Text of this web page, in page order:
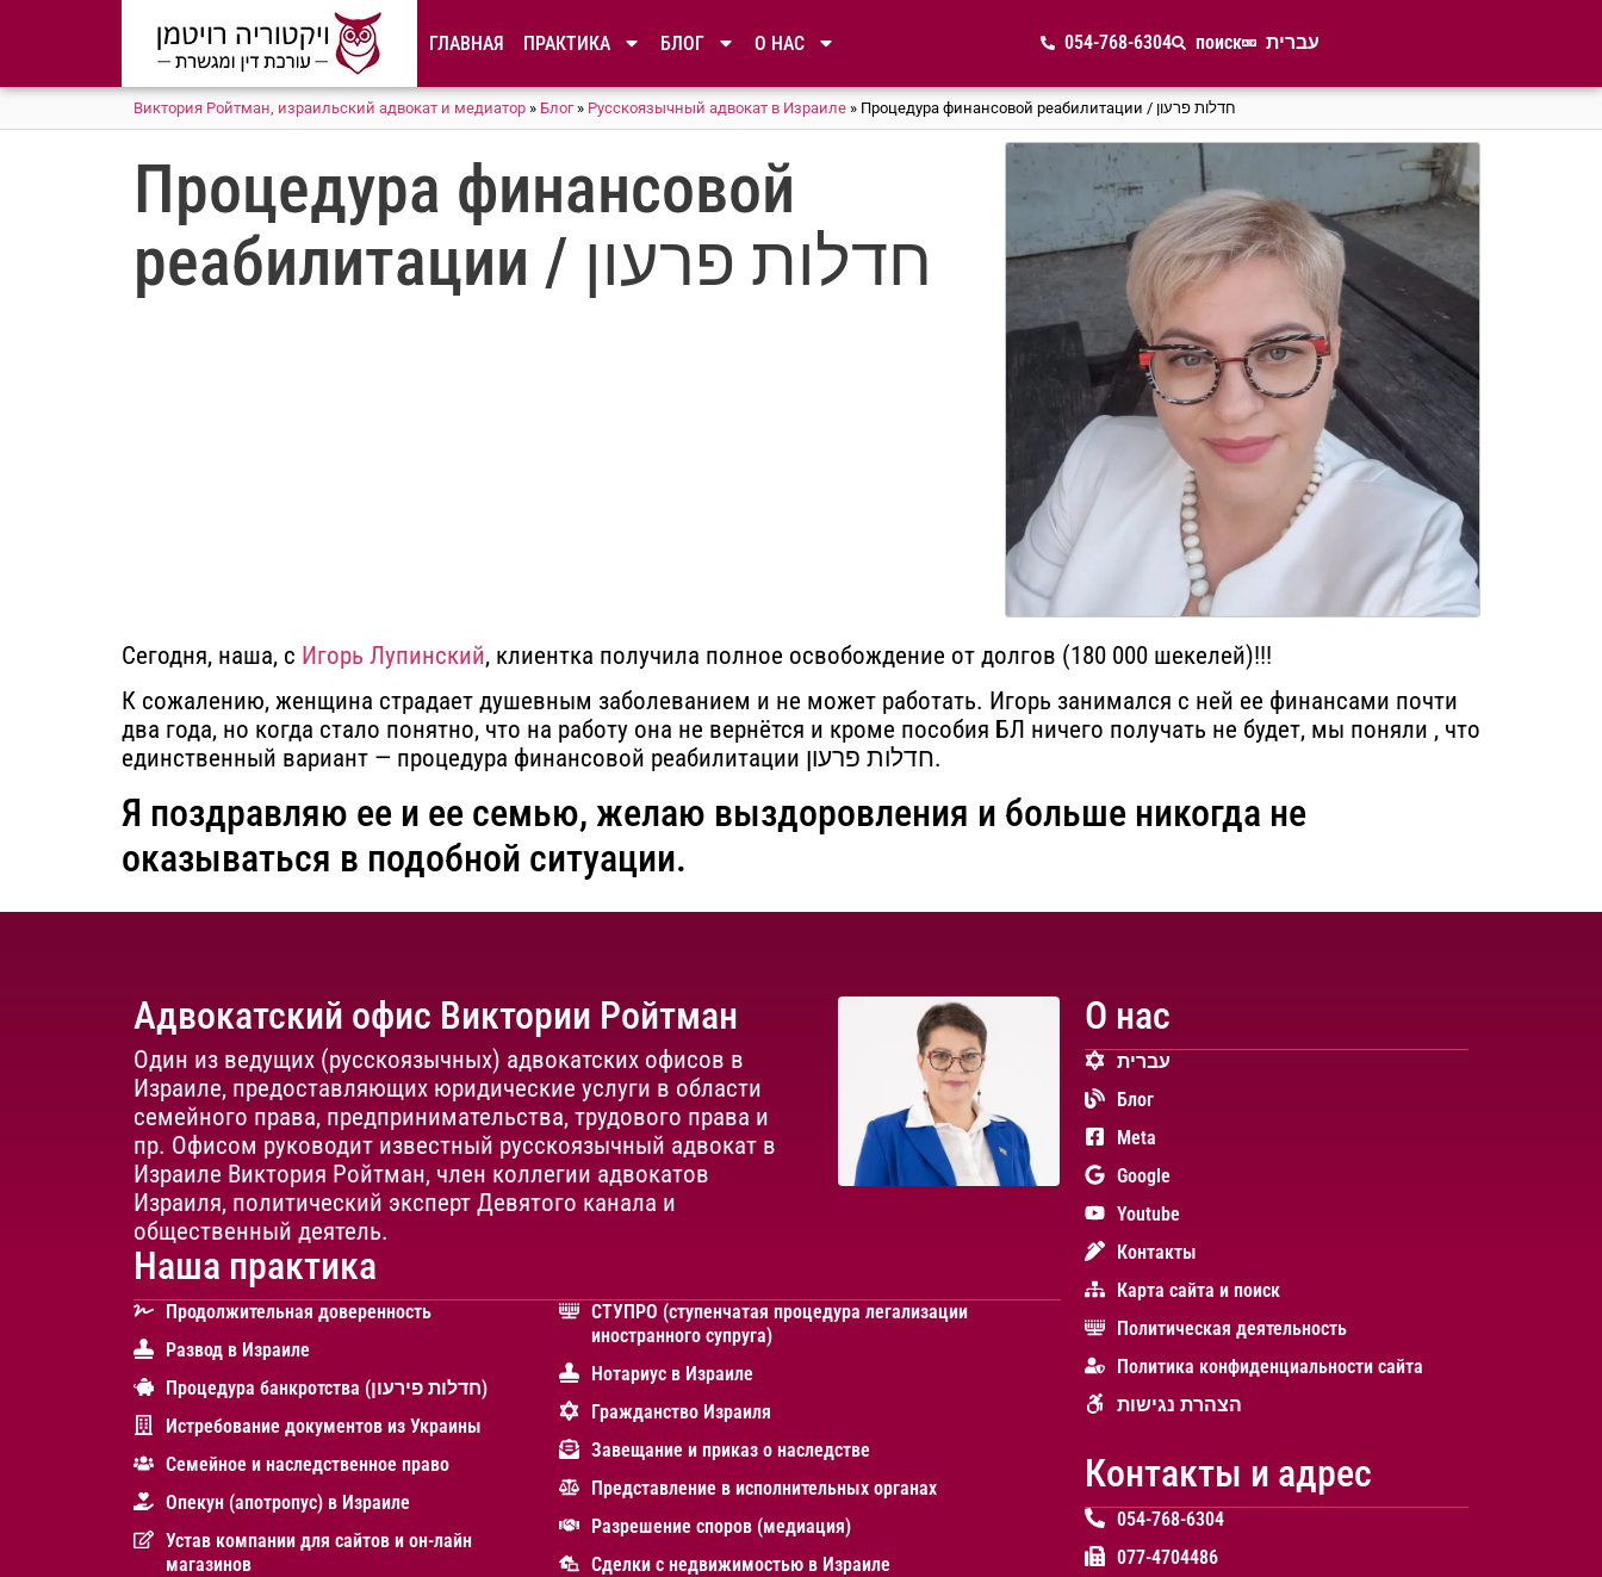
ГЛАВНАЯ ПРАКТИКА БЛОГ О НАС 054-768-6304 поиск עברית
Виктория Ройтман, израильский адвокат и медиатор » Блог» Русскоязычный адвокат в Израиле » Процедура финансовой реабилитации / חדלות פרעון
Процедура финансовой
реабилитации / חדלות פרעון
Сегодня, наша, с Игорь Лупинский, клиентка получила полное освобождение от долгов (180 000 шекелей)!!!
К сожалению, женщина страдает душевным заболеванием и не может работать. Игорь занимался с ней ее финансами почти
два года, но когда стало понятно, что на работу она не вернётся и кроме пособия БЛ ничего получать не будет, мы поняли , что
единственный вариант — процедура финансовой реабилитации חדלות פרעון.
Я поздравляю ее и ее семью, желаю выздоровления и больше никогда не
оказываться в подобной ситуации.
Адвокатский офис Виктории Ройтман
Один из ведущих (русскоязычных) адвокатских офисов в
Израиле, предоставляющих юридические услуги в области
семейного права, предпринимательства, трудового права и
пр. Офисом руководит известный русскоязычный адвокат в
Израиле Виктория Ройтман, член коллегии адвокатов
Израиля, политический эксперт Девятого канала и
общественный деятель.
Наша практика
Продолжительная доверенность
Развод в Израиле
Процедура банкротства (חדלות פירעון)
Истребование документов из Украины
Cемейное и наследственное право
Опекун (апотропус) в Израиле
Устав компании для сайтов и он-лайн
магазинов
СТУПРО (ступенчатая процедура легализации
иностранного супруга)
Нотариус в Израиле
Гражданство Израиля
Завещание и приказ о наследстве
Представление в исполнительных органах
Разрешение споров (медиация)
Сделки с недвижимостью в Израиле
О нас
עברית
Блог
Meta
Google
Youtube
Контакты
Карта сайта и поиск
Политическая деятельность
Политика конфиденциальности сайта
הצהרת נגישות
Контакты и адрес
054-768-6304
077-4704486